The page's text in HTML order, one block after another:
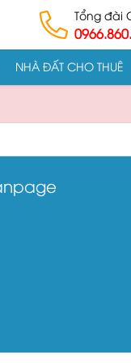
Tổng đài
NHÀ ĐẤT CHO THUÊ